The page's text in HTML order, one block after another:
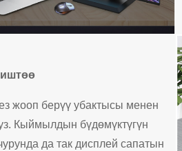
жооп берүү убактысы менен
Кыймылдын бүдөмүктүгүн
да так дисплей сапатын